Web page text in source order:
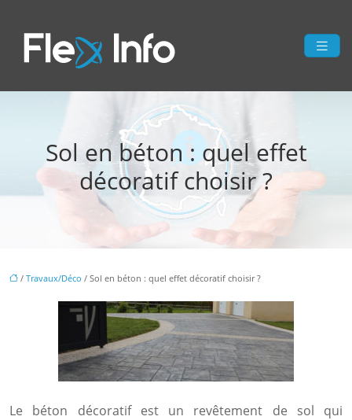
Sol en béton : quel effet
décoratif choisir ?
/ Travaux/Déco / Sol en béton : quel effet décoratif choisir ?
Le béton décoratif est un revêtement de sol qui